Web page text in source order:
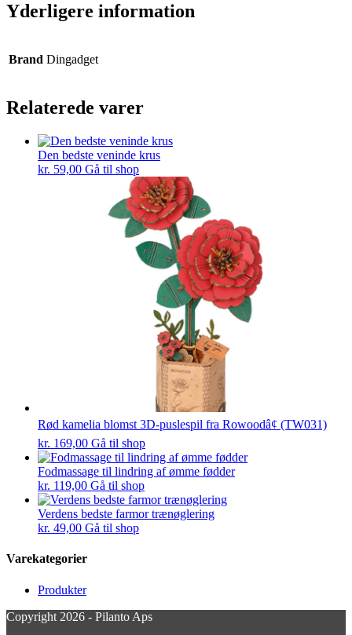
Yderligere information
Brand Dingadget
Relaterede varer
Den bedste veninde krus
kr. 59,00 Gå til shop
Rød kamelia blomst 3D-puslespil fra Rowoodâ¢ (TW031)
kr. 169,00 Gå til shop
Fodmassage til lindring af ømme fødder
kr. 119,00 Gå til shop
Verdens bedste farmor trænøglering
kr. 49,00 Gå til shop
Varekategorier
Produkter
Copyright 2026 - Pilanto Aps